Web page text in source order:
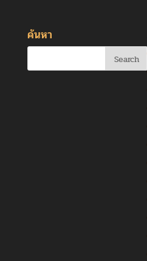
ค้นหา